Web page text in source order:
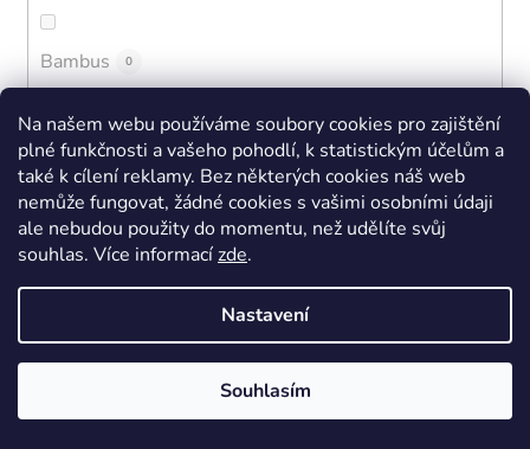
Na našem webu používáme soubory cookies pro zajištění
plné funkčnosti a vašeho pohodlí, k statistickým účelům a
také k cílení reklamy. Bez některých cookies náš web
nemůže fungovat, žádné cookies s vašimi osobními údaji
ale nebudou použity do momentu, než udělíte svůj
souhlas. Více informacízde.
Nastavení
Souhlasím
Bambus 0
Kaučuk
EVA + BLOOM 0
Polyamidové mikrovlákno 0
Syntetická kůže 0